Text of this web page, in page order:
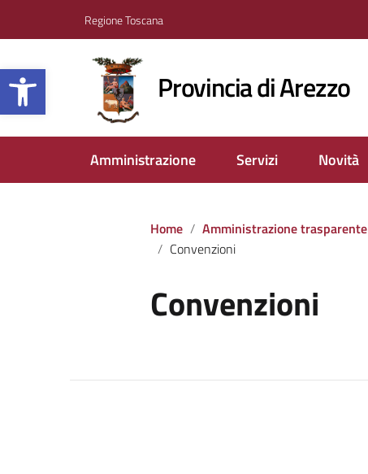
Apri la barra degli strumenti
Regione Toscana
Provincia di Arezzo
Amministrazione Servizi Novità
Home Amministrazione trasparente
Convenzioni
Convenzioni